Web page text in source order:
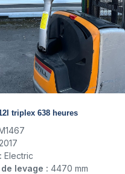
triplex 638 heures
2017
Electric
levage : 4470 mm